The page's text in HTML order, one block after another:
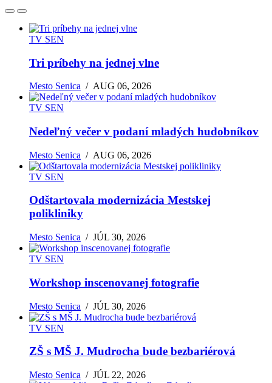
TV SEN
Tri príbehy na jednej vlne
Mesto Senica /AUG 06, 2026
TV SEN
Nedeľný večer v podaní mladých hudobníkov
Mesto Senica /AUG 06, 2026
TV SEN
Odštartovala modernizácia Mestskej
polikliniky
Mesto Senica /JÚL 30, 2026
TV SEN
Workshop inscenovanej fotografie
Mesto Senica /JÚL 30, 2026
TV SEN
ZŠ s MŠ J. Mudrocha bude bezbariérová
Mesto Senica /JÚL 22, 2026